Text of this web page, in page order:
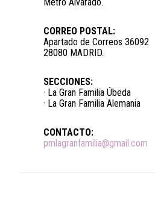
CORREO POSTAL:
Apartado de Correos 36092
28080 MADRID.
SECCIONES:
· La Gran Familia Úbeda
· La Gran Familia Alemania
CONTACTO:
pmlagranfamilia@gmail.com